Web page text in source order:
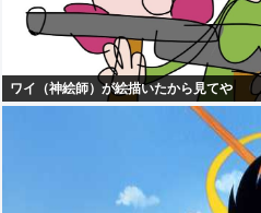
ワイ（神絵師）が絵描いたから見てや